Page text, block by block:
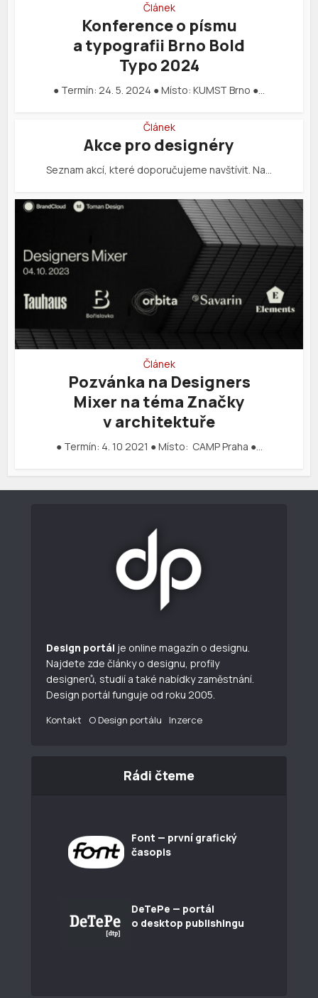
Článek
Konference o písmu
a typografii Brno Bold
Typo 2024
● Termín: 24. 5. 2024 ● Místo: KUMST Brno ●…
Článek
Akce pro designéry
Seznam akcí, které doporučujeme navštívit. Na…
Článek
Pozvánka na Designers
Mixer na téma Značky
v architektuře
● Termín: 4. 10 2021 ● Místo: CAMP Praha ●…
Design portál je online magazín o designu.
Najdete zde články o designu, profily
designerů, studií a také nabídky zaměstnání.
Design portál funguje od roku 2005.
Kontakt O Design portálu Inzerce
Rádi čteme
Font — první grafický
časopis
DeTePe — portál
o desktop publishingu